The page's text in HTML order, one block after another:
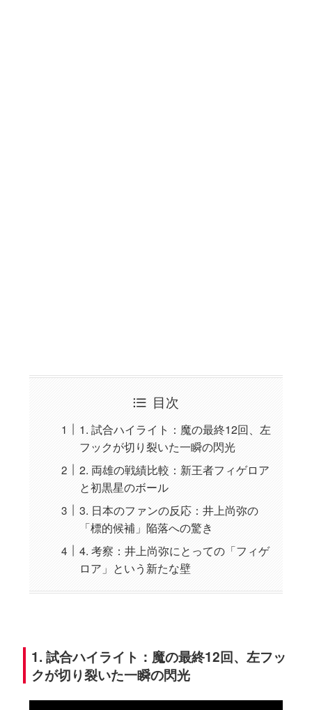
目次
1. 試合ハイライト：魔の最終12回、左
フックが切り裂いた一瞬の閃光
2. 両雄の戦績比較：新王者フィゲロア
と初黒星のボール
3. 日本のファンの反応：井上尚弥の
「標的候補」陥落への驚き
4. 考察：井上尚弥にとっての「フィゲ
ロア」という新たな壁
1. 試合ハイライト：魔の最終12回、左フッ
クが切り裂いた一瞬の閃光